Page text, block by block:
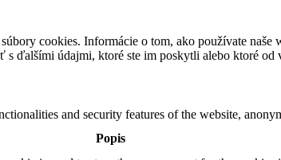
cookies. Informácie o tom, ako používate naše
ďalšími údajmi, ktoré ste im poskytli alebo ktoré
and security features of the website,
Popis